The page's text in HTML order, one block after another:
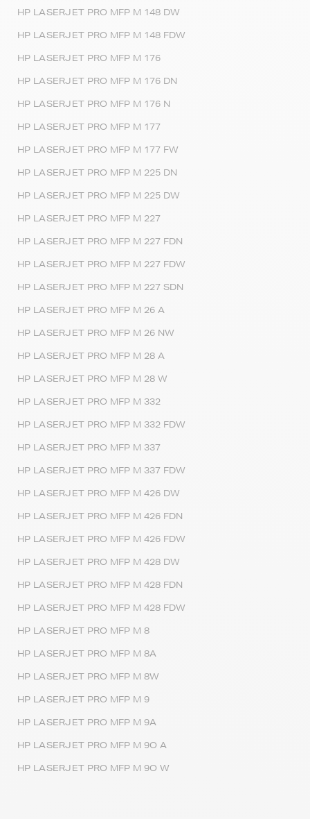
HP LASERJET PRO MFP M 148 DW
HP LASERJET PRO MFP M 148 FDW
HP LASERJET PRO MFP M 176
HP LASERJET PRO MFP M 176 DN
HP LASERJET PRO MFP M 176 N
HP LASERJET PRO MFP M 177
HP LASERJET PRO MFP M 177 FW
HP LASERJET PRO MFP M 225 DN
HP LASERJET PRO MFP M 225 DW
HP LASERJET PRO MFP M 227
HP LASERJET PRO MFP M 227 FDN
HP LASERJET PRO MFP M 227 FDW
HP LASERJET PRO MFP M 227 SDN
HP LASERJET PRO MFP M 26 A
HP LASERJET PRO MFP M 26 NW
HP LASERJET PRO MFP M 28 A
HP LASERJET PRO MFP M 28 W
HP LASERJET PRO MFP M 332
HP LASERJET PRO MFP M 332 FDW
HP LASERJET PRO MFP M 337
HP LASERJET PRO MFP M 337 FDW
HP LASERJET PRO MFP M 426 DW
HP LASERJET PRO MFP M 426 FDN
HP LASERJET PRO MFP M 426 FDW
HP LASERJET PRO MFP M 428 DW
HP LASERJET PRO MFP M 428 FDN
HP LASERJET PRO MFP M 428 FDW
HP LASERJET PRO MFP M 8
HP LASERJET PRO MFP M 8A
HP LASERJET PRO MFP M 8W
HP LASERJET PRO MFP M 9
HP LASERJET PRO MFP M 9A
HP LASERJET PRO MFP M 9O A
HP LASERJET PRO MFP M 9O W